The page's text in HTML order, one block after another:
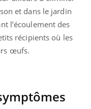
et dans le jardin
l’écoulement des
récipients où les
œufs.